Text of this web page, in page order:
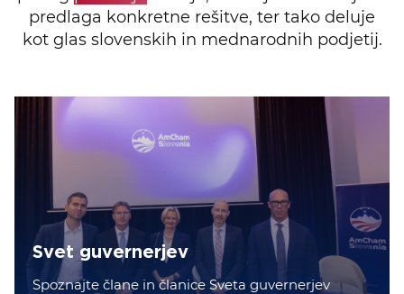
predlaga konkretne rešitve, ter tako deluje
kot glas slovenskih in mednarodnih podjetij.
Svet guvernerjev
Spoznajte člane in članice Sveta guvernerjev